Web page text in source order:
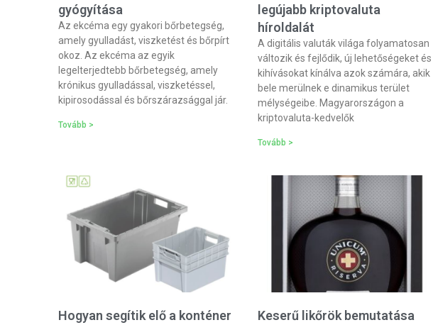
gyógyítása
Az ekcéma egy gyakori bőrbetegség,
amely gyulladást, viszketést és bőrpírt
okoz. Az ekcéma az egyik
legelterjedtebb bőrbetegség, amely
krónikus gyulladással, viszketéssel,
kipirosodással és bőrszárazsággal jár.
Tovább >
legújabb kriptovaluta
híroldalát
A digitális valuták világa folyamatosan
változik és fejlődik, új lehetőségeket és
kihívásokat kínálva azok számára, akik
bele merülnek e dinamikus terület
mélységeibe. Magyarországon a
kriptovaluta-kedvelők
Tovább >
Hogyan segítik elő a konténer
Keserű likőrök bemutatása